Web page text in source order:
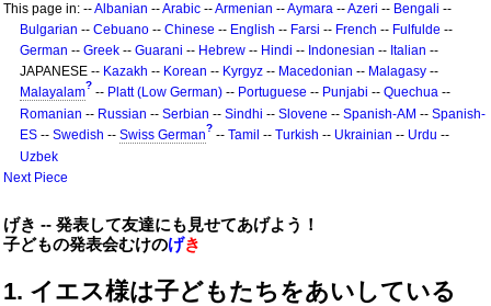
This page in: --Albanian --Arabic --Armenian --Aymara --Azeri -- Bengali --
Bulgarian -- Cebuano -- Chinese -- English -- Farsi -- French -- Fulfulde --
German -- Greek -- Guarani -- Hebrew -- Hindi -- Indonesian -- Italian --
JAPANESE -- Kazakh -- Korean -- Kyrgyz -- Macedonian -- Malagasy --
Malayalam? -- Platt (Low German) -- Portuguese -- Punjabi -- Quechua --
Romanian -- Russian -- Serbian -- Sindhi -- Slovene -- Spanish-AM -- Spanish-
ES -- Swedish -- Swiss German? -- Tamil -- Turkish -- Ukrainian -- Urdu --
Uzbek
Next Piece
げき -- 発表して友達にも見せてあげよう！
子どもの発表会むけのげき
1. イエス様は子どもたちをあいしている